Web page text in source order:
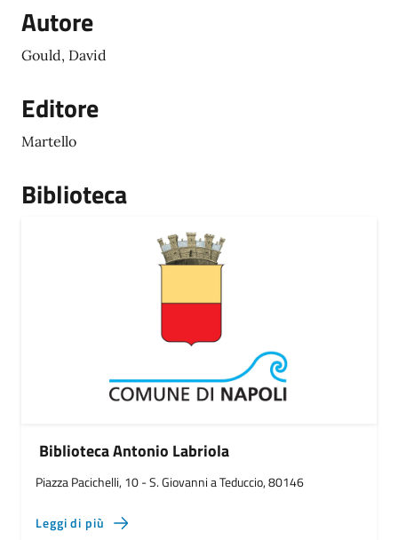
Autore
Gould, David
Editore
Martello
Biblioteca
Biblioteca Antonio Labriola
Piazza Pacichelli, 10 - S. Giovanni a Teduccio, 80146
Leggi di più